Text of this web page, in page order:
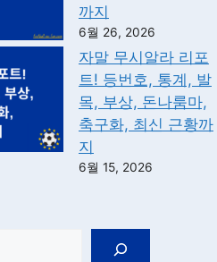
까지
6월 26, 2026
자말 무시알라 리포
트! 등번호, 통계, 발
목, 부상, 돈나룸마,
축구화, 최신 근황까
지
6월 15, 2026